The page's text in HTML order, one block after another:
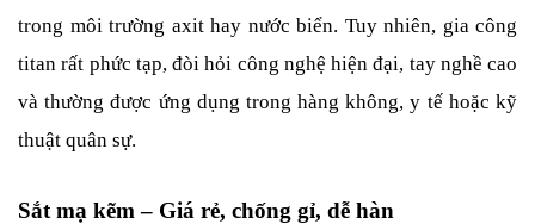
trong môi trường axit hay nước biển. Tuy nhiên, gia công
titan rất phức tạp, đòi hỏi công nghệ hiện đại, tay nghề cao
và thường được ứng dụng trong hàng không, y tế hoặc kỹ
thuật quân sự.
Sắt mạ kẽm – Giá rẻ, chống gỉ, dễ hàn